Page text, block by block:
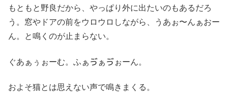
もともと野良だから、やっぱり外に出たいのもあるだろ
う。窓やドアの前をウロウロしながら、うあぉ〜んぁおー
ん。と鳴くのが止まらない。
ぐあぁぅぉーむ。ふぁゔぁゔぉーん。
およそ猫とは思えない声で鳴きまくる。